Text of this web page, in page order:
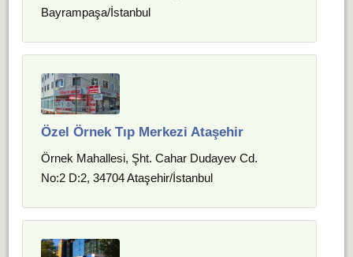
Bayrampaşa/İstanbul
Özel Örnek Tıp Merkezi Ataşehir
Örnek Mahallesi, Şht. Cahar Dudayev Cd.
No:2 D:2, 34704 Ataşehir/İstanbul